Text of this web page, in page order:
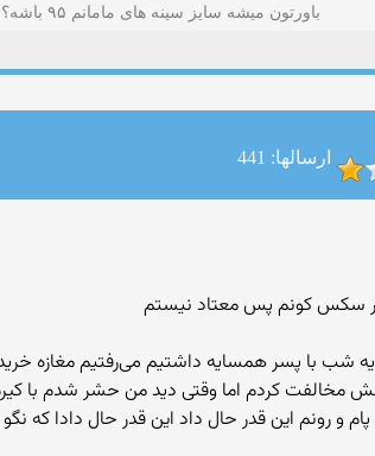
باورتون میشه سایز سینه های مامانم ٩۵ باشه؟
ارسالها: 441
با پسر همسایه داشتیم می‌رفتیم مغازه خرید
کردم اما وقتی‌ دید من حشر شدم با
و رونم این قدر حال داد این قدر حال دادا که